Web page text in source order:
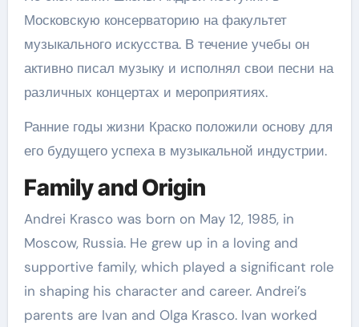
Московскую консерваторию на факультет
музыкального искусства. В течение учебы он
активно писал музыку и исполнял свои песни на
различных концертах и мероприятиях.
Ранние годы жизни Краско положили основу для
его будущего успеха в музыкальной индустрии.
Family and Origin
Andrei Krasco was born on May 12, 1985, in
Moscow, Russia. He grew up in a loving and
supportive family, which played a significant role
in shaping his character and career. Andrei’s
parents are Ivan and Olga Krasco. Ivan worked